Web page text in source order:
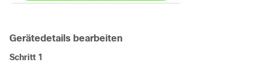
Gerätedetails bearbeiten
Schritt 1